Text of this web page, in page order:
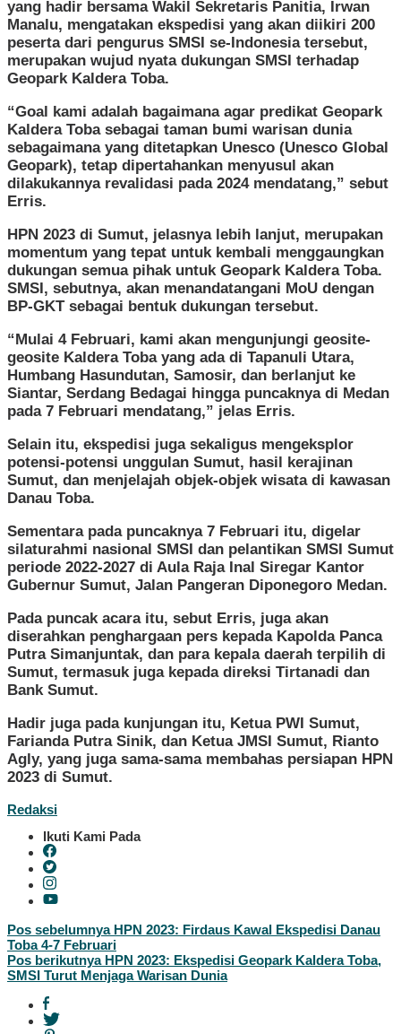
yang hadir bersama Wakil Sekretaris Panitia, Irwan
Manalu, mengatakan ekspedisi yang akan diikiri 200
peserta dari pengurus SMSI se-Indonesia tersebut,
merupakan wujud nyata dukungan SMSI terhadap
Geopark Kaldera Toba.
“Goal kami adalah bagaimana agar predikat Geopark
Kaldera Toba sebagai taman bumi warisan dunia
sebagaimana yang ditetapkan Unesco (Unesco Global
Geopark), tetap dipertahankan menyusul akan
dilakukannya revalidasi pada 2024 mendatang,” sebut
Erris.
HPN 2023 di Sumut, jelasnya lebih lanjut, merupakan
momentum yang tepat untuk kembali menggaungkan
dukungan semua pihak untuk Geopark Kaldera Toba.
SMSI, sebutnya, akan menandatangani MoU dengan
BP-GKT sebagai bentuk dukungan tersebut.
“Mulai 4 Februari, kami akan mengunjungi geosite-
geosite Kaldera Toba yang ada di Tapanuli Utara,
Humbang Hasundutan, Samosir, dan berlanjut ke
Siantar, Serdang Bedagai hingga puncaknya di Medan
pada 7 Februari mendatang,” jelas Erris.
Selain itu, ekspedisi juga sekaligus mengeksplor
potensi-potensi unggulan Sumut, hasil kerajinan
Sumut, dan menjelajah objek-objek wisata di kawasan
Danau Toba.
Sementara pada puncaknya 7 Februari itu, digelar
silaturahmi nasional SMSI dan pelantikan SMSI Sumut
periode 2022-2027 di Aula Raja Inal Siregar Kantor
Gubernur Sumut, Jalan Pangeran Diponegoro Medan.
Pada puncak acara itu, sebut Erris, juga akan
diserahkan penghargaan pers kepada Kapolda Panca
Putra Simanjuntak, dan para kepala daerah terpilih di
Sumut, termasuk juga kepada direksi Tirtanadi dan
Bank Sumut.
Hadir juga pada kunjungan itu, Ketua PWI Sumut,
Farianda Putra Sinik, dan Ketua JMSI Sumut, Rianto
Agly, yang juga sama-sama membahas persiapan HPN
2023 di Sumut.
Redaksi
Ikuti Kami Pada
Navigasi
pos
Pos sebelumnyaHPN 2023: Firdaus Kawal Ekspedisi Danau
Toba 4-7 Februari
Pos berikutnyaHPN 2023: Ekspedisi Geopark Kaldera Toba,
SMSI Turut Menjaga Warisan Dunia